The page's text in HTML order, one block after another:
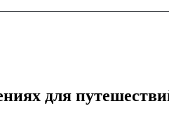
для